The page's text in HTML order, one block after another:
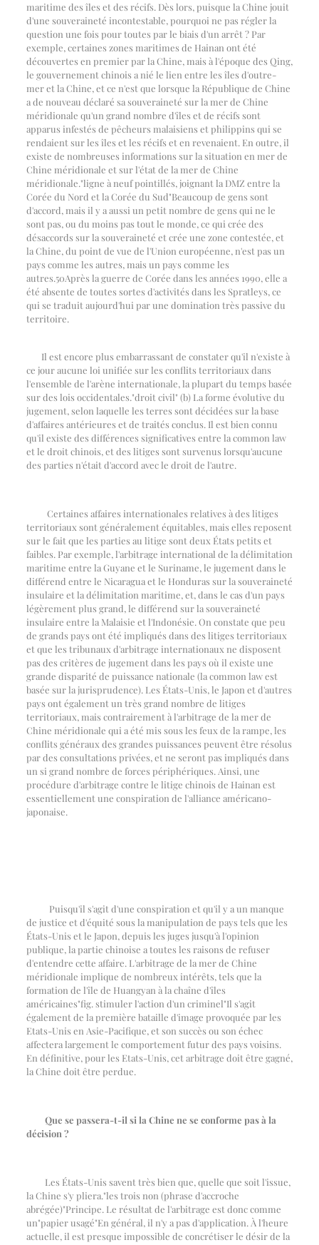
maritime des îles et des récifs. Dès lors, puisque la Chine jouit
d'une souveraineté incontestable, pourquoi ne pas régler la
question une fois pour toutes par le biais d'un arrêt ? Par
exemple, certaines zones maritimes de Hainan ont été
découvertes en premier par la Chine, mais à l'époque des Qing,
le gouvernement chinois a nié le lien entre les îles d'outre-
mer et la Chine, et ce n'est que lorsque la République de Chine
a de nouveau déclaré sa souveraineté sur la mer de Chine
méridionale qu'un grand nombre d'îles et de récifs sont
apparus infestés de pêcheurs malaisiens et philippins qui se
rendaient sur les îles et les récifs et en revenaient. En outre, il
existe de nombreuses informations sur la situation en mer de
Chine méridionale et sur l'état de la mer de Chine
méridionale."ligne à neuf pointillés, joignant la DMZ entre la
Corée du Nord et la Corée du Sud"Beaucoup de gens sont
d'accord, mais il y a aussi un petit nombre de gens qui ne le
sont pas, ou du moins pas tout le monde, ce qui crée des
désaccords sur la souveraineté et crée une zone contestée, et
la Chine, du point de vue de l'Union européenne, n'est pas un
pays comme les autres, mais un pays comme les
autres.50Après la guerre de Corée dans les années 1990, elle a
été absente de toutes sortes d'activités dans les Spratleys, ce
qui se traduit aujourd'hui par une domination très passive du
territoire.
Il est encore plus embarrassant de constater qu'il n'existe à
ce jour aucune loi unifiée sur les conflits territoriaux dans
l'ensemble de l'arène internationale, la plupart du temps basée
sur des lois occidentales."droit civil" (b) La forme évolutive du
jugement, selon laquelle les terres sont décidées sur la base
d'affaires antérieures et de traités conclus. Il est bien connu
qu'il existe des différences significatives entre la common law
et le droit chinois, et des litiges sont survenus lorsqu'aucune
des parties n'était d'accord avec le droit de l'autre.
Certaines affaires internationales relatives à des litiges
territoriaux sont généralement équitables, mais elles reposent
sur le fait que les parties au litige sont deux États petits et
faibles. Par exemple, l'arbitrage international de la délimitation
maritime entre la Guyane et le Suriname, le jugement dans le
différend entre le Nicaragua et le Honduras sur la souveraineté
insulaire et la délimitation maritime, et, dans le cas d'un pays
légèrement plus grand, le différend sur la souveraineté
insulaire entre la Malaisie et l'Indonésie. On constate que peu
de grands pays ont été impliqués dans des litiges territoriaux
et que les tribunaux d'arbitrage internationaux ne disposent
pas des critères de jugement dans les pays où il existe une
grande disparité de puissance nationale (la common law est
basée sur la jurisprudence). Les États-Unis, le Japon et d'autres
pays ont également un très grand nombre de litiges
territoriaux, mais contrairement à l'arbitrage de la mer de
Chine méridionale qui a été mis sous les feux de la rampe, les
conflits généraux des grandes puissances peuvent être résolus
par des consultations privées, et ne seront pas impliqués dans
un si grand nombre de forces périphériques. Ainsi, une
procédure d'arbitrage contre le litige chinois de Hainan est
essentiellement une conspiration de l'alliance américano-
japonaise.
Puisqu'il s'agit d'une conspiration et qu'il y a un manque
de justice et d'équité sous la manipulation de pays tels que les
États-Unis et le Japon, depuis les juges jusqu'à l'opinion
publique, la partie chinoise a toutes les raisons de refuser
d'entendre cette affaire. L'arbitrage de la mer de Chine
méridionale implique de nombreux intérêts, tels que la
formation de l'île de Huangyan à la chaîne d'îles
américaines"fig. stimuler l'action d'un criminel"Il s'agit
également de la première bataille d'image provoquée par les
Etats-Unis en Asie-Pacifique, et son succès ou son échec
affectera largement le comportement futur des pays voisins.
En définitive, pour les Etats-Unis, cet arbitrage doit être gagné,
la Chine doit être perdue.
Que se passera-t-il si la Chine ne se conforme pas à la
décision ?
Les États-Unis savent très bien que, quelle que soit l'issue,
la Chine s'y pliera."les trois non (phrase d'accroche
abrégée)"Principe. Le résultat de l'arbitrage est donc comme
un"papier usagé"En général, il n'y a pas d'application. À l'heure
actuelle, il est presque impossible de concrétiser le désir de la